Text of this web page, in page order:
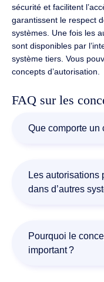
sécurité et facilitent
garantissent le respect
systèmes. Une fois les
sont disponibles par
système tiers. Vous
concepts d’autorisation.
FAQ sur les
Que comporte un
à l’information à
partie du concept
informations et
Les autorisations
dans d’autres
multiples systèmes à
œuvre, ces
système connecté.
Pourquoi le
important ?